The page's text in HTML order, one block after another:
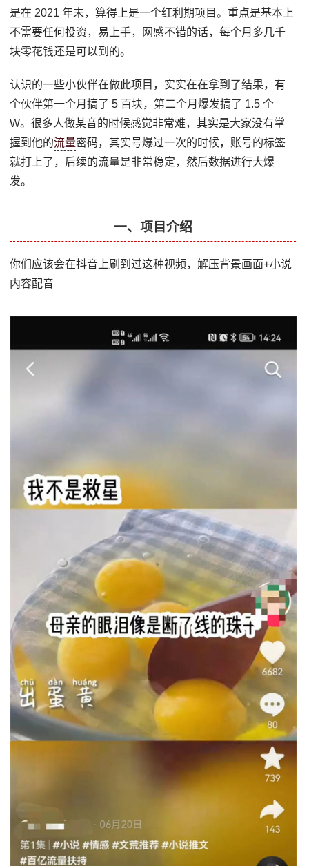
是在 2021 年末，算得上是一个红利期项目。重点是基本上
不需要任何投资，易上手，网感不错的话，每个月多几千
块零花钱还是可以到的。
认识的一些小伙伴在做此项目，实实在在拿到了结果，有
个伙伴第一个月搞了 5 百块，第二个月爆发搞了 1.5 个
W。很多人做某音的时候感觉非常难，其实是大家没有掌
握到他的流量密码，其实号爆过一次的时候，账号的标签
就打上了，后续的流量是非常稳定，然后数据进行大爆
发。
一、项目介绍
你们应该会在抖音上刷到过这种视频，解压背景画面+小说
内容配音